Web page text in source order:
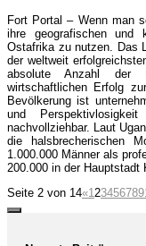
Fort Portal – Wenn man
ihre geografischen und
Ostafrika zu nutzen. Das
der weltweit
absolute Anzahl der
wirtschaftlichen Erfolg
Bevölkerung ist
und
nachvollziehbar. Laut
die halsbrecherischen
1.000.000 Männer als
200.000 in der Hauptstadt
Seite 2 von 14«123456789